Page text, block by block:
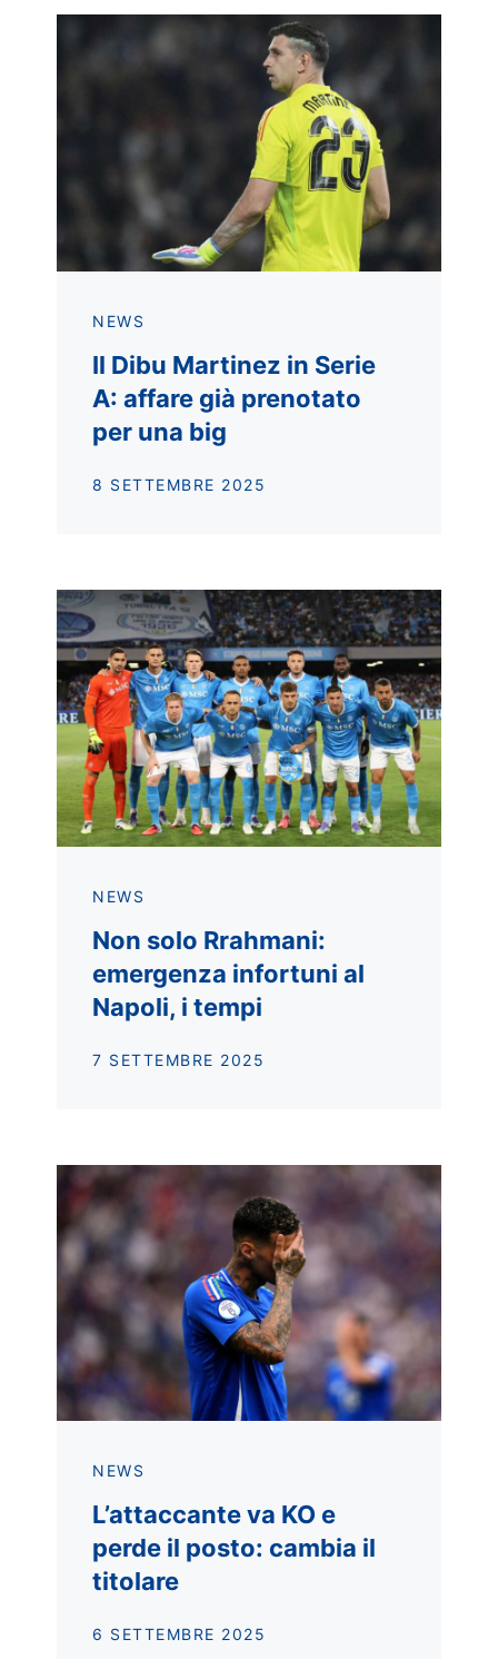
NEWS
Il Dibu Martinez in Serie
A: affare già prenotato
per una big
8 SETTEMBRE 2025
NEWS
Non solo Rrahmani:
emergenza infortuni al
Napoli, i tempi
7 SETTEMBRE 2025
NEWS
L’attaccante va KO e
perde il posto: cambia il
titolare
6 SETTEMBRE 2025